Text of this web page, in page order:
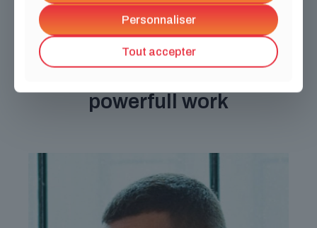
PEOPLE ASSIGNED TO THE PROJECT
powerfull work
Personnaliser
Tout accepter